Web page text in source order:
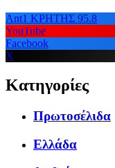
Ant1 ΚΡΗΤΗΣ 95.8
YouTube
Facebook
X
Κατηγορίες
Πρωτοσέλιδα
Ελλάδα